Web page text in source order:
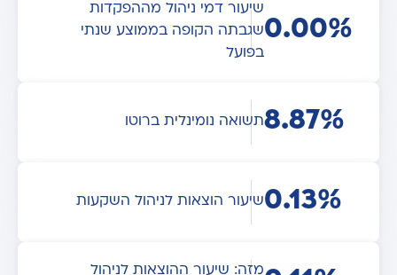
0.00%
שיעור דמי ניהול מההפקדות
שגבתה הקופה בממוצע שנתי
בפועל
8.87%תשואה נומינלית ברוטו
0.13%שיעור הוצאות לניהול השקעות
מזה: שיעור ההוצאות לניהול